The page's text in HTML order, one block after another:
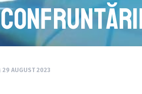
29 AUGUST 2023